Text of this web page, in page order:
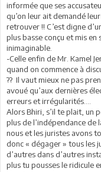
informée que ses
qu’on leur ait demandé
retrouver !! C’est digne
plus basse conçu et mis en
inimaginable.
-Celle enfin de Mr. Kamel
quand on commence à
?? Il vaut mieux ne pas
avoué qu’aux dernières
erreurs et irrégularités….
Alors Bhiri, s’il te plait, un
plus de l’indépendance
nous et les juristes avons
donc « dégager » tous les
d’autres dans d’autres
plus tu pousses le ridicule